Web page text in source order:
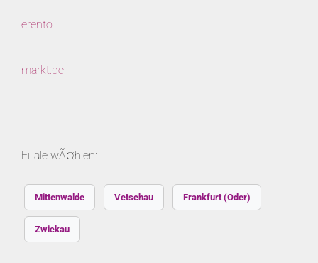
erento
markt.de
Filiale wÃ¤hlen:
Mittenwalde Vetschau Frankfurt (Oder)
Zwickau